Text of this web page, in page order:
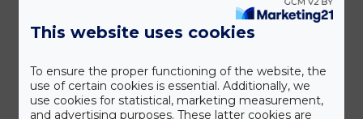
This website uses cookies
To ensure the proper functioning of the website, the
use of certain cookies is essential. Additionally, we
use cookies for statistical, marketing measurement,
and advertising purposes. These latter cookies are